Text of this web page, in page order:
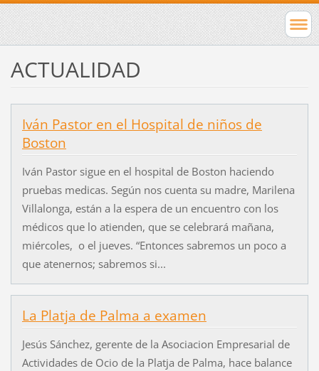
ACTUALIDAD
Iván Pastor en el Hospital de niños de
Boston
Iván Pastor sigue en el hospital de Boston haciendo
pruebas medicas. Según nos cuenta su madre, Marilena
Villalonga, están a la espera de un encuentro con los
médicos que lo atienden, que se celebrará mañana,
miércoles, o el jueves. “Entonces sabremos un poco a
que atenernos; sabremos si...
La Platja de Palma a examen
Jesús Sánchez, gerente de la Asociacion Empresarial de
Actividades de Ocio de la Platja de Palma, hace balance